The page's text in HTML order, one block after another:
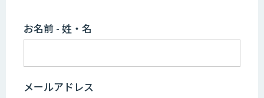
お名前 - 姓・名
メールアドレス